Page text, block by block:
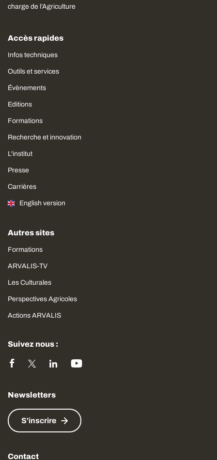
charge de l’Agriculture
Accès rapides
Infos techniques
Outils et services
Évènements
Editions
Formations
Recherche et innovation
L'institut
Presse
Carrières
English version
Autres sites
Formations
ARVALIS-TV
Les Culturales
Perspectives Agricoles
Actions ARVALIS
Suivez nous :
Newsletters
S'inscrire
Contact